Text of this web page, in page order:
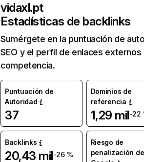
vidaxl.pt
Estadísticas de backlinks
Sumérgete en la puntuación de
SEO y el perfil de enlaces externos
competencia.
Puntuación de
Autoridad
37
Dominios de
referencia
1,29 mil-22
Backlinks
20,43 mil-26 %
Riesgo de
penalización de